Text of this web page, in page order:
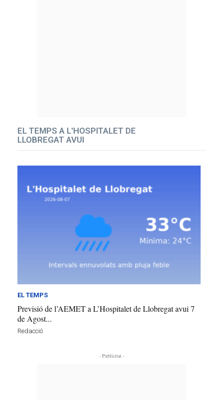
EL TEMPS A L'HOSPITALET DE
LLOBREGAT AVUI
EL TEMPS
Previsió de l’AEMET a L’Hospitalet de Llobregat avui 7
de Agost...
Redacció
- Publicitat -